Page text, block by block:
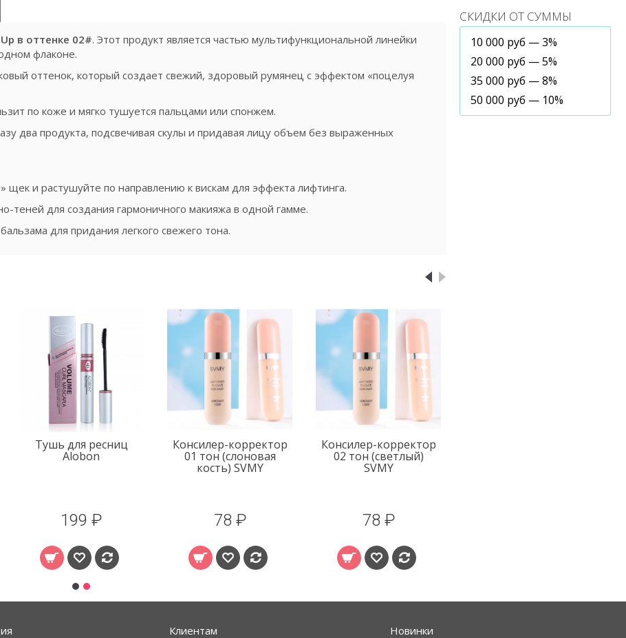
СКИДКИ ОТ СУММЫ
10 000 руб — 3%
20 000 руб — 5%
35 000 руб — 8%
50 000 руб — 10%
в оттенке 02#. Этот продукт является частью мультифункциональной линейки
флаконе.
оттенок, который создает свежий, здоровый румянец с эффектом «поцелуя
по коже и мягко тушуется пальцами или спонжем.
два продукта, подсвечивая скулы и придавая лицу объем без выраженных
щек и растушуйте по направлению к вискам для эффекта лифтинга.
теней для создания гармоничного макияжа в одной гамме.
для придания легкого свежего тона.
Тушь для ресниц
Alobon
199 ₽
Консилер-корректор
01 тон (слоновая
кость) SVMY
78 ₽
Консилер-корректор
02 тон (светлый)
SVMY
78 ₽
Клиентам Новинки